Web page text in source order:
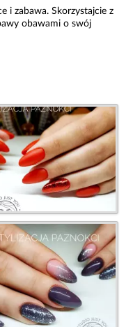
i zabawa. Skorzystajcie z
obawami o swój